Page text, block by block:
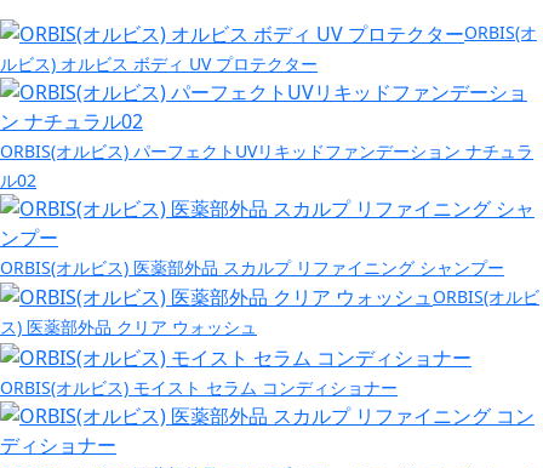
ORBIS(オ
ルビス) オルビス ボディ UV プロテクター
ORBIS(オルビス) パーフェクトUVリキッドファンデーション ナチュラ
ル02
ORBIS(オルビス) 医薬部外品 スカルプ リファイニング シャンプー
ORBIS(オルビ
ス) 医薬部外品 クリア ウォッシュ
ORBIS(オルビス) モイスト セラム コンディショナー